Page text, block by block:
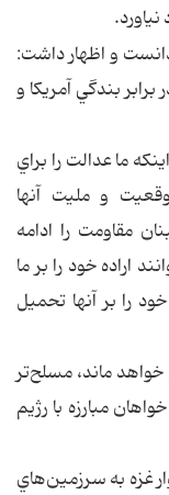
و اظهار داشت:
بندگي آمريكا و
ما عدالت را براي
و مليت آنها
مقاومت را ادامه
اراده خود را بر ما
را بر آنها تحميل
ماند، مسلح‌تر
مبارزه با رژيم
غزه به سرزمين‌هاي